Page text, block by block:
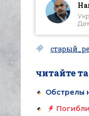
читайте
Обстрелы